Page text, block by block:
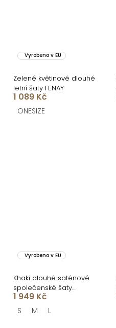
Vyrobeno v EU
Zelené květinové dlouhé
letní šaty FENAY
1 089 Kč
ONESIZE
Vyrobeno v EU
Khaki dlouhé saténové
společenské šaty
CELLINES
1 949 Kč
S M L